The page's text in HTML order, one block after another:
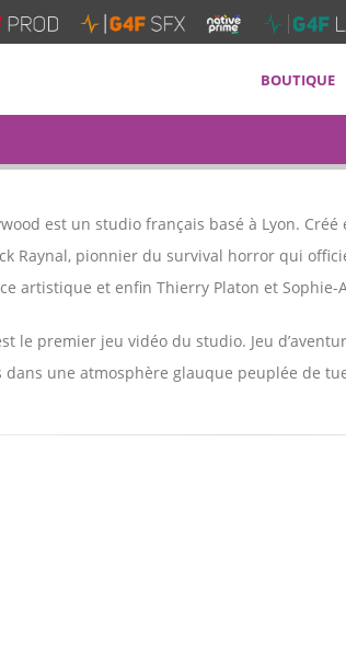
BOUTIQUE
est un studio français basé à Lyon.
Raynal, pionnier du survival horror qui
artistique et enfin Thierry Platon et Sophie-
le premier jeu vidéo du studio. Jeu
dans une atmosphère glauque peuplée de